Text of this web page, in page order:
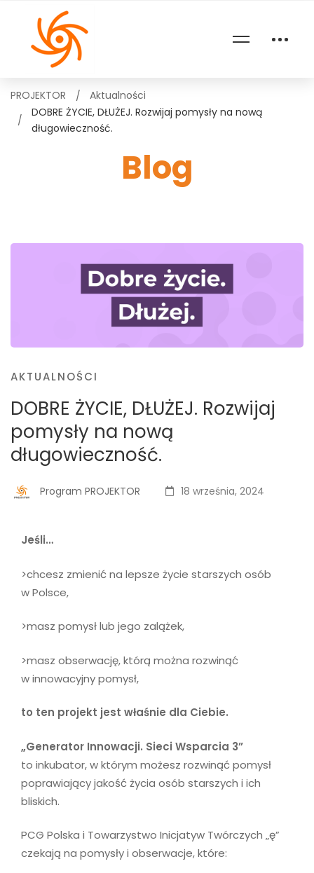
Blog
PROJEKTOR
Aktualności
DOBRE ŻYCIE, DŁUŻEJ. Rozwijaj pomysły na nową
długowieczność.
AKTUALNOŚCI
DOBRE ŻYCIE, DŁUŻEJ. Rozwijaj
pomysły na nową
długowieczność.
Program PROJEKTOR 18 września, 2024
Jeśli…
>chcesz zmienić na lepsze życie starszych osób
w Polsce,
>masz pomysł lub jego zalążek,
>masz obserwację, którą można rozwinąć
w innowacyjny pomysł,
to ten projekt jest właśnie dla Ciebie.
„Generator Innowacji. Sieci Wsparcia 3”
to inkubator, w którym możesz rozwinąć pomysł
poprawiający jakość życia osób starszych i ich
bliskich.
PCG Polska i Towarzystwo Inicjatyw Twórczych „ę”
czekają na pomysły i obserwacje, które: